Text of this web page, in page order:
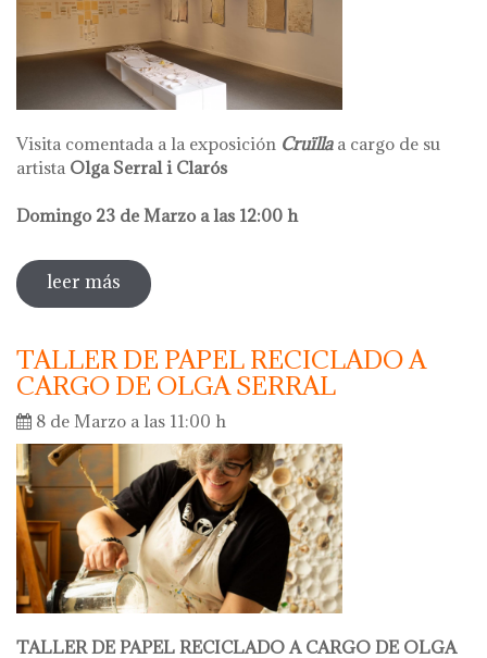
Visita comentada a la exposición Cruïlla a cargo de su
artista Olga Serral i Clarós
Domingo 23 de Marzo a las 12:00 h
leer más sobre visita comentada olga serral
TALLER DE PAPEL RECICLADO A
CARGO DE OLGA SERRAL
8 de Marzo a las 11:00 h
TALLER DE PAPEL RECICLADO A CARGO DE OLGA